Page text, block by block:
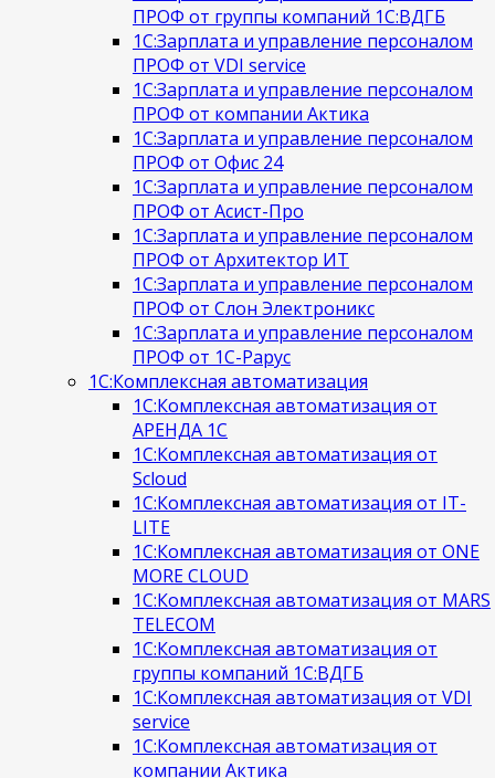
ПРОФ от группы компаний 1С:ВДГБ
1С:Зарплата и управление персоналом
ПРОФ от VDI service
1С:Зарплата и управление персоналом
ПРОФ от компании Актика
1С:Зарплата и управление персоналом
ПРОФ от Офис 24
1С:Зарплата и управление персоналом
ПРОФ от Асист-Про
1С:Зарплата и управление персоналом
ПРОФ от Архитектор ИТ
1С:Зарплата и управление персоналом
ПРОФ от Слон Электроникс
1С:Зарплата и управление персоналом
ПРОФ от 1С-Рарус
1С:Комплексная автоматизация
1С:Комплексная автоматизация от
АРЕНДА 1С
1С:Комплексная автоматизация от
Scloud
1С:Комплексная автоматизация от IT-
LITE
1С:Комплексная автоматизация от ONE
MORE CLOUD
1С:Комплексная автоматизация от MARS
TELECOM
1С:Комплексная автоматизация от
группы компаний 1С:ВДГБ
1С:Комплексная автоматизация от VDI
service
1С:Комплексная автоматизация от
компании Актика